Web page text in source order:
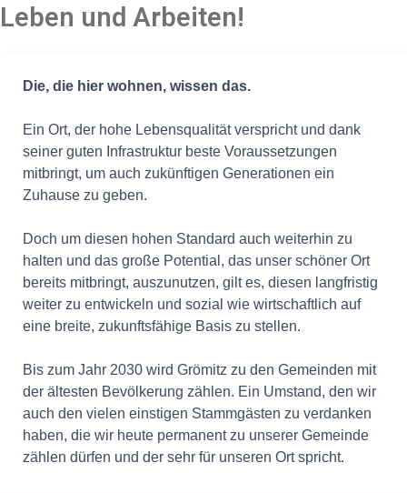
Leben und Arbeiten!
Die, die hier wohnen, wissen das.
Ein Ort, der hohe Lebensqualität verspricht und dank
seiner guten Infrastruktur beste Voraussetzungen
mitbringt, um auch zukünftigen Generationen ein
Zuhause zu geben.
Doch um diesen hohen Standard auch weiterhin zu
halten und das große Potential, das unser schöner Ort
bereits mitbringt, auszunutzen, gilt es, diesen langfristig
weiter zu entwickeln und sozial wie wirtschaftlich auf
eine breite, zukunftsfähige Basis zu stellen.
Bis zum Jahr 2030 wird Grömitz zu den Gemeinden mit
der ältesten Bevölkerung zählen. Ein Umstand, den wir
auch den vielen einstigen Stammgästen zu verdanken
haben, die wir heute permanent zu unserer Gemeinde
zählen dürfen und der sehr für unseren Ort spricht.